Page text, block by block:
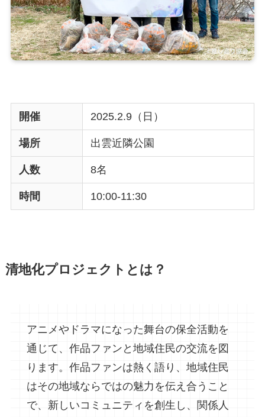
開催 2025.2.9（日）
場所 出雲近隣公園
人数 8名
時間 10:00-11:30
清地化プロジェクトとは？
アニメやドラマになった舞台の保全活動を
通じて、作品ファンと地域住民の交流を図
ります。作品ファンは熱く語り、地域住民
はその地域ならではの魅力を伝え合うこと
で、新しいコミュニティを創生し、関係人